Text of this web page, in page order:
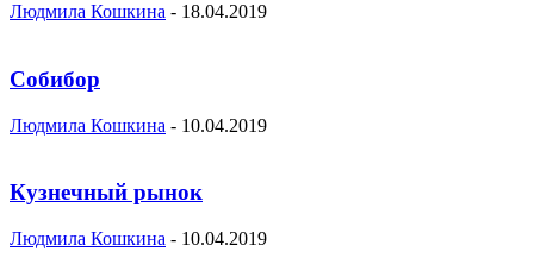
Людмила Кошкина - 18.04.2019
Собибор
Людмила Кошкина - 10.04.2019
Кузнечный рынок
Людмила Кошкина - 10.04.2019